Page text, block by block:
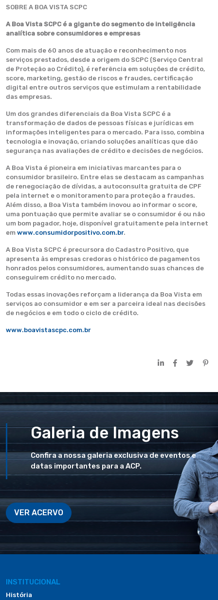
SOBRE A BOA VISTA SCPC
A Boa Vista SCPC é a gigante do segmento de inteligência
analítica sobre consumidores e empresas
Com mais de 60 anos de atuação e reconhecimento nos
serviços prestados, desde a origem do SCPC (Serviço Central
de Proteção ao Crédito), é referência em soluções de crédito,
score, marketing, gestão de riscos e fraudes, certificação
digital entre outros serviços que estimulam a rentabilidade
das empresas.
Um dos grandes diferenciais da Boa Vista SCPC é a
transformação de dados de pessoas físicas e jurídicas em
informações inteligentes para o mercado. Para isso, combina
tecnologia e inovação, criando soluções analíticas que dão
segurança nas avaliações de crédito e decisões de negócios.
A Boa Vista é pioneira em iniciativas marcantes para o
consumidor brasileiro. Entre elas se destacam as campanhas
de renegociação de dívidas, a autoconsulta gratuita de CPF
pela internet e o monitoramento para proteção a fraudes.
Além disso, a Boa Vista também inovou ao informar o score,
uma pontuação que permite avaliar se o consumidor é ou não
um bom pagador, hoje, disponível gratuitamente pela internet
em www.consumidorpositivo.com.br.
A Boa Vista SCPC é precursora do Cadastro Positivo, que
apresenta às empresas credoras o histórico de pagamentos
honrados pelos consumidores, aumentando suas chances de
conseguirem crédito no mercado.
Todas essas inovações reforçam a liderança da Boa Vista em
serviços ao consumidor e em ser a parceira ideal nas decisões
de negócios e em todo o ciclo de crédito.
www.boavistascpc.com.br
Galeria de Imagens
Confira a nossa galeria exclusiva de eventos e
datas importantes para a ACP.
VER ACERVO
INSTITUCIONAL
História